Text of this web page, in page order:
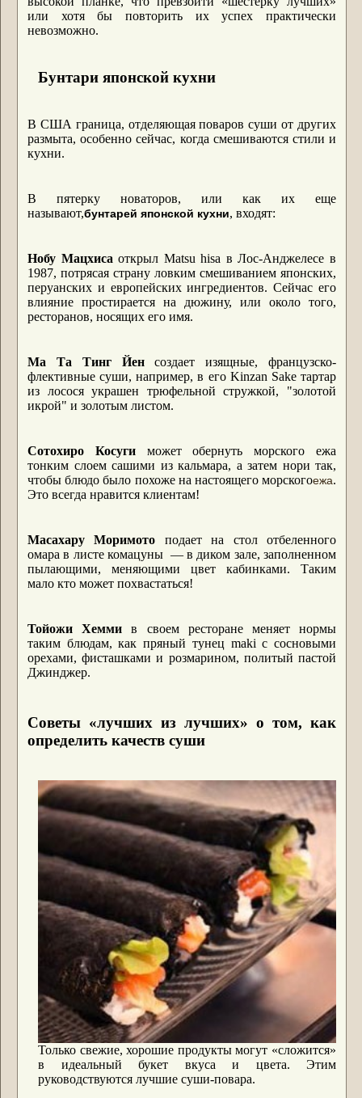
или хотя бы повторить их успех практически
невозможно.
Бунтари японской кухни
В США граница, отделяющая поваров суши от других
размыта, особенно сейчас, когда смешиваются стили и
кухни.
В пятерку новаторов, или как их еще
называют,бунтарей японской кухни, входят:
Нобу Мацхиса открыл Matsu hisa в Лос-Анджелесе в
1987, потрясая страну ловким смешиванием японских,
перуанских и европейских ингредиентов. Сейчас его
влияние простирается на дюжину, или около того,
ресторанов, носящих его имя.
Mа Та Тинг Йенсоздает изящные, французско-
флективные суши, например, в его Kinzan Sake тартар
из лосося украшен трюфельной стружкой, "золотой
икрой" и золотым листом.
Сотохиро Косугиможет обернуть морского ежа
тонким слоем сашими из кальмара, а затем нори так,
чтобы блюдо было похоже на настоящего морскогоежа.
Это всегда нравится клиентам!
Масахару Моримото подает на стол отбеленного
омара в листе комацуны ― в диком зале, заполненном
пылающими, меняющими цвет кабинками. Таким
мало кто может похвастаться!
Тойожи Хемми в своем ресторане меняет нормы
таким блюдам, как пряный тунец maki с сосновыми
орехами, фисташками и розмарином, политый пастой
Джинджер.
Советы «лучших из лучших» о том, как
определить качеств суши
Только свежие, хорошие продукты могут «сложится»
в идеальный букет вкуса и цвета. Этим
руководствуются лучшие суши-повара.